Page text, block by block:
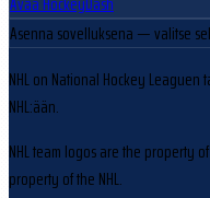
Asenna sovelluksena — valitse
NHL on National Hockey
NHL:ään.
NHL team logos are the property
property of the NHL.